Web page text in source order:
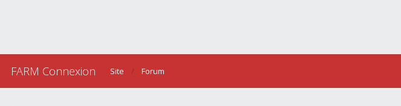
FARM Connexion Site Forum